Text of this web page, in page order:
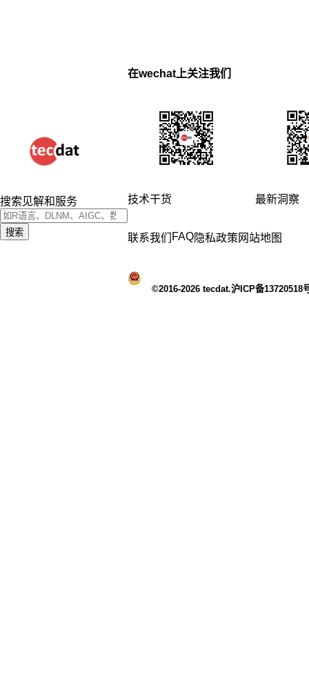
搜索见解和服务
搜索
在wechat上关注我们
技术干货 最新洞察
联系我们 FAQ隐私政策 网站地图
©2016-2026 tecdat.沪ICP备13720518